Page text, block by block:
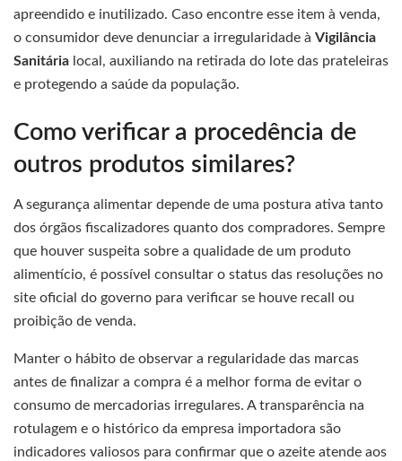
apreendido e inutilizado. Caso encontre esse item à venda,
o consumidor deve denunciar a irregularidade à Vigilância
Sanitária local, auxiliando na retirada do lote das prateleiras
e protegendo a saúde da população.
Como verificar a procedência de
outros produtos similares?
A segurança alimentar depende de uma postura ativa tanto
dos órgãos fiscalizadores quanto dos compradores. Sempre
que houver suspeita sobre a qualidade de um produto
alimentício, é possível consultar o status das resoluções no
site oficial do governo para verificar se houve recall ou
proibição de venda.
Manter o hábito de observar a regularidade das marcas
antes de finalizar a compra é a melhor forma de evitar o
consumo de mercadorias irregulares. A transparência na
rotulagem e o histórico da empresa importadora são
indicadores valiosos para confirmar que o azeite atende aos